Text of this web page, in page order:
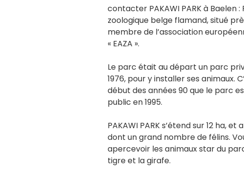
contacter PAKAWI PARK à Baelen :
zoologique belge flamand, situé
membre de l’association
« EAZA ».
Le parc était au départ un parc
1976, pour y installer ses animaux.
début des années 90 que le parc
public en 1995.
PAKAWI PARK s’étend sur 12 ha,
dont un grand nombre de félins.
apercevoir les animaux star du
tigre et la girafe.